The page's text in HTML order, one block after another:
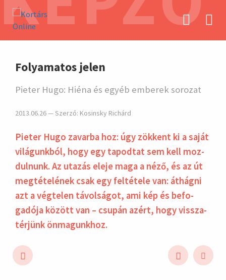
Folyamatos jelen
Pieter Hugo: Hiéna és egyéb emberek sorozat
2013.06.26 — Szerző: Kosinsky Richárd
Pieter Hugo zavarba hoz: úgy zökkent ki a saját
vilá­gunkból, hogy egy tapod­tat sem kell moz­
dulnunk. Az utazás eleje maga a néző, és az út
meg­téte­lének csak egy felté­tele van: áthágni
azt a vég­telen távol­ságot, ami kép és befo­
gadója között van – csupán azért, hogy vissza­
térjünk önma­gunkhoz.